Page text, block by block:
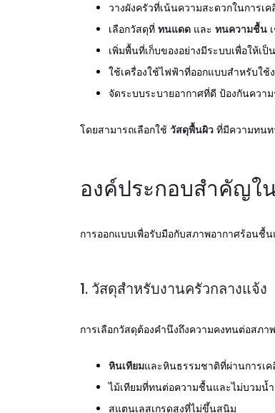
วางผังครัวที่เน้นความสะดวกในการเ
เลือกวัสดุที่ ทนแดด และ ทนความชื้น
เพิ่มพื้นที่เก็บของอย่างมีระบบเพื่อให้เ
ใช้เครื่องใช้ไฟฟ้าที่ออกแบบสำหรับใ
จัดระบบระบายอากาศที่ดี ป้องกันคว
โดยสามารถเลือกใช้ วัสดุพื้นผิว ที่มีความทนท
องค์ประกอบสำคัญใ
การออกแบบเพื่อรับมือกับสภาพอากาศร้อนชื้
1. วัสดุสำหรับงานครัวกลางแจ้ง
การเลือกวัสดุต้องคำนึงถึงความคงทนต่อสภ
หินเทียมและหินธรรมชาติที่ผ่านการเ
ไม้เทียมที่ทนต่อความชื้นและไม่บวมน้ำ
สแตนเลสเกรดสูงที่ไม่ขึ้นสนิม